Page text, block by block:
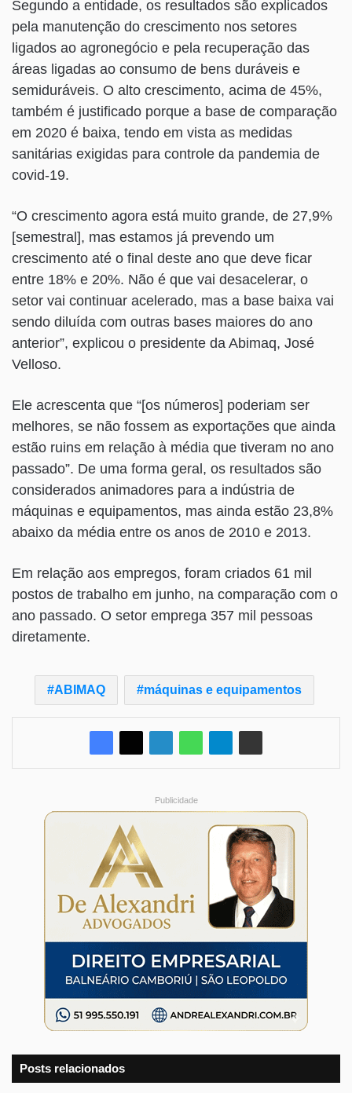
Segundo a entidade, os resultados são explicados
pela manutenção do crescimento nos setores
ligados ao agronegócio e pela recuperação das
áreas ligadas ao consumo de bens duráveis e
semiduráveis. O alto crescimento, acima de 45%,
também é justificado porque a base de comparação
em 2020 é baixa, tendo em vista as medidas
sanitárias exigidas para controle da pandemia de
covid-19.
“O crescimento agora está muito grande, de 27,9%
[semestral], mas estamos já prevendo um
crescimento até o final deste ano que deve ficar
entre 18% e 20%. Não é que vai desacelerar, o
setor vai continuar acelerado, mas a base baixa vai
sendo diluída com outras bases maiores do ano
anterior”, explicou o presidente da Abimaq, José
Velloso.
Ele acrescenta que “[os números] poderiam ser
melhores, se não fossem as exportações que ainda
estão ruins em relação à média que tiveram no ano
passado”. De uma forma geral, os resultados são
considerados animadores para a indústria de
máquinas e equipamentos, mas ainda estão 23,8%
abaixo da média entre os anos de 2010 e 2013.
Em relação aos empregos, foram criados 61 mil
postos de trabalho em junho, na comparação com o
ano passado. O setor emprega 357 mil pessoas
diretamente.
ABIMAQ máquinas e equipamentos
Publicidade
Posts relacionados